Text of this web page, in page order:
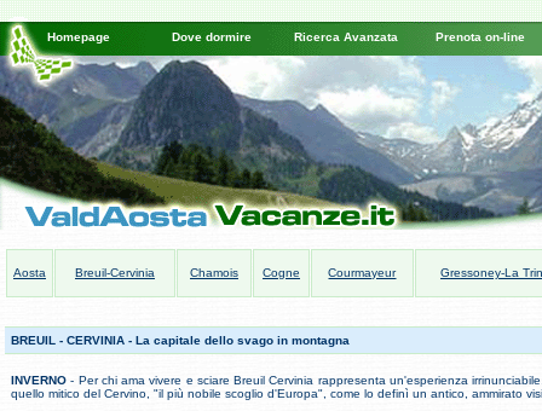
Homepage Dove dormire Ricerca Avanzata Prenota on-line
Aosta Breuil-Cervinia Chamois Cogne Courmayeur Gressoney-La
BREUIL - CERVINIA - La capitale dello svago in montagna
INVERNO - Per chi ama vivere e sciare Breuil Cervinia rappresenta un'esperienza
quello mitico del Cervino, "il più nobile scoglio d'Europa", come lo definì un antico, ammirato